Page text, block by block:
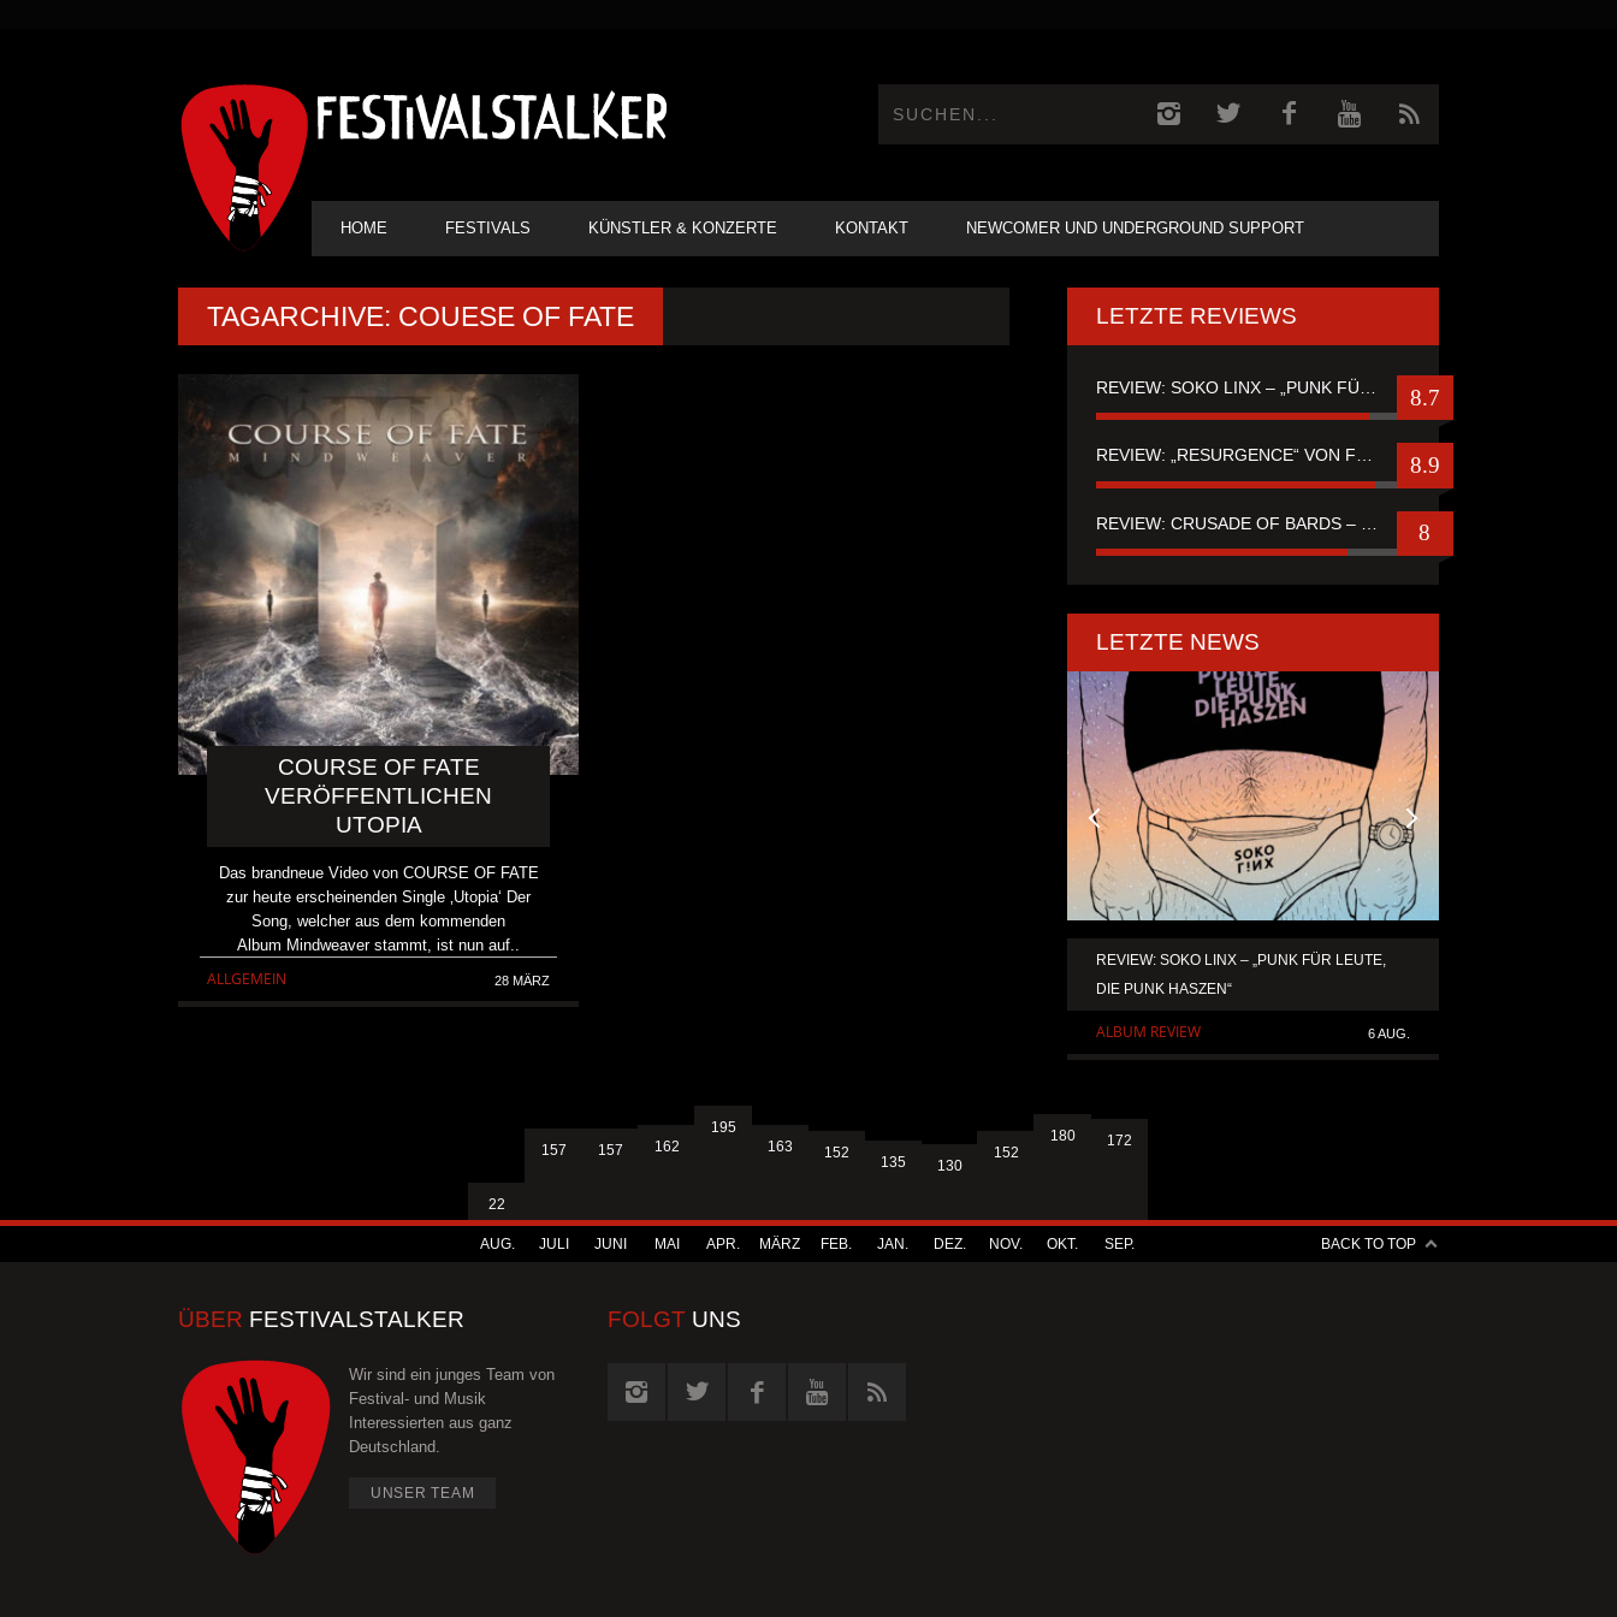
HAUPT-
NAVIGATION
HOME FESTIVALS KÜNSTLER & KONZERTE KONTAKT NEWCOMER UND UNDERGROUND SUPPORT
TAGARCHIVE: COUESE OF FATE
COURSE OF FATE
VERÖFFENTLICHEN
UTOPIA
Das brandneue Video von COURSE OF FATE
zur heute erscheinenden Single ‚Utopia‘ Der
Song, welcher aus dem kommenden
Album Mindweaver stammt, ist nun auf..
ALLGEMEIN 28 MÄRZ
LETZTE REVIEWS
8.7
REVIEW: „RESURGENCE“ VON FUTURE PALACE 8.9
8
LETZTE NEWS
REVIEW: SOKO LINX – „PUNK FÜR LEUTE,
DIE PUNK HASZEN“
ALBUM REVIEW 6 AUG.
KRIS BARRAS BAND VERÖFFENTLICHT
NEUE SINGLE „BEAUTIFUL
22
AUG.
157
JULI
157
JUNI
162
MAI
195
APR.
163
MÄRZ
152
FEB.
135
JAN.
130
DEZ.
152
NOV.
180
OKT.
172
SEP. BACK TO TOP
ÜBER FESTIVALSTALKER
Wir sind ein junges Team von
Festival- und Musik
Interessierten aus ganz
Deutschland.
UNSER TEAM
FOLGT UNS